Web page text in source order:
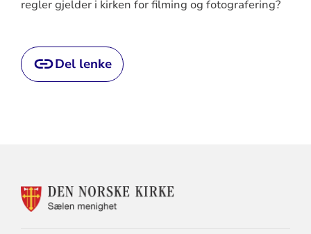
regler gjelder i kirken for filming og fotografering?
Del lenke
KONTAKTINFORMASJON